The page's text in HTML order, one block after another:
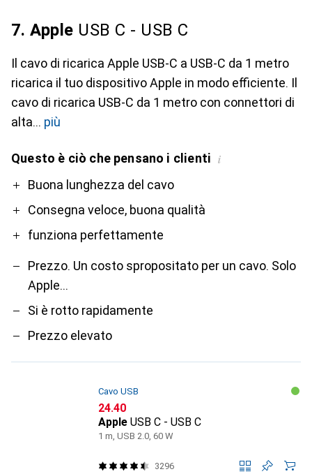
7. Apple USB C - USB C
Il cavo di ricarica Apple USB-C a USB-C da 1 metro
ricarica il tuo dispositivo Apple in modo efficiente. Il
cavo di ricarica USB-C da 1 metro con connettori di
alta
più
Questo è ciò che pensano i clienti i
ProBuona lunghezza del cavo
Consegna veloce, buona qualità
funziona perfettamente
Contro
Prezzo. Un costo spropositato per un cavo. Solo
Apple...
Si è rotto rapidamente
Prezzo elevato
Cavo USB
CHF
24.40
Apple USB C - USB C
1 m, USB 2.0, 60 W
3296